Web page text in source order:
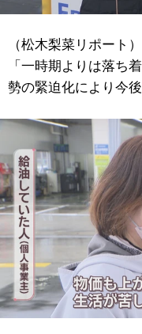
（松木梨菜リポート）
「一時期よりは落ち
勢の緊迫化により今